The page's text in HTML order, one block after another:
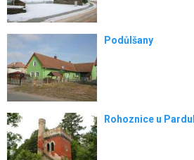
Podůlšany
Rohoznice u